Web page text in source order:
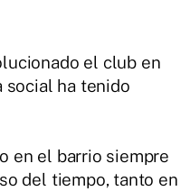
el club en
social ha tenido
en el barrio siempre
del tiempo, tanto en